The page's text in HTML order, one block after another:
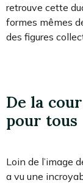
retrouve cette
formes mêmes
des figures
De la
pour tous
Loin de l’image
a vu une